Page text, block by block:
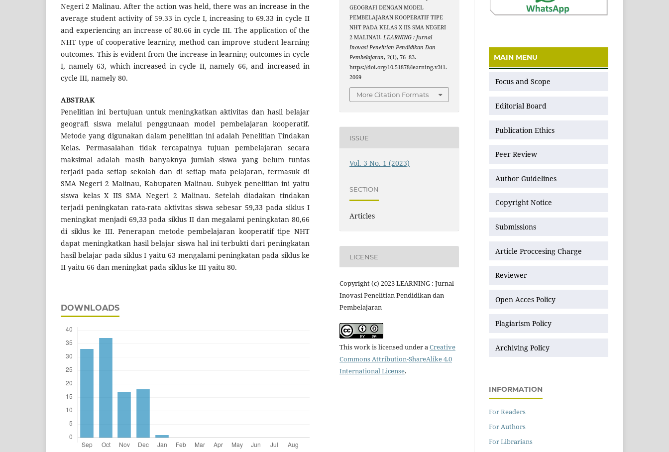
Negeri 2 Malinau. After the action was held, there was an increase in the
average student activity of 59.33 in cycle I, increasing to 69.33 in cycle II
and experiencing an increase of 80.66 in cycle III. The application of the
NHT type of cooperative learning method can improve student learning
outcomes. This is evident from the increase in learning outcomes in cycle
I, namely 63, which increased in cycle II, namely 66, and increased in
cycle III, namely 80.
ABSTRAK
Penelitian ini bertujuan untuk meningkatkan aktivitas dan hasil belajar
geografi siswa melalui penggunaan model pembelajaran kooperatif.
Metode yang digunakan dalam penelitian ini adalah Penelitian Tindakan
Kelas. Permasalahan tidak tercapainya tujuan pembelajaran secara
maksimal adalah masih banyaknya jumlah siswa yang belum tuntas
terjadi pada setiap sekolah dan di setiap mata pelajaran, termasuk di
SMA Negeri 2 Malinau, Kabupaten Malinau. Subyek penelitian ini yaitu
siswa kelas X IIS SMA Negeri 2 Malinau. Setelah diadakan tindakan
terjadi peningkatan rata-rata aktivitas siswa sebesar 59,33 pada siklus I
meningkat menjadi 69,33 pada siklus II dan megalami peningkatan 80,66
di siklus ke III. Penerapan metode pembelajaran kooperatif tipe NHT
dapat meningkatkan hasil belajar siswa hal ini terbukti dari peningkatan
hasil belajar pada siklus I yaitu 63 mengalami peningkatan pada siklus ke
II yaitu 66 dan meningkat pada siklus ke III yaitu 80.
DOWNLOADS
GEOGRAFI DENGAN MODEL
PEMBELAJARAN KOOPERATIF TIPE
NHT PADA KELAS X IIS SMA NEGERI
2 MALINAU. LEARNING : Jurnal
Inovasi Penelitian Pendidikan Dan
Pembelajaran,3(1), 76–83.
https://doi.org/10.51878/learning.v3i1.
2069
More Citation Formats
ISSUE
Vol. 3 No. 1 (2023)
SECTION
Articles
LICENSE
Copyright (c) 2023 LEARNING : Jurnal
Inovasi Penelitian Pendidikan dan
Pembelajaran
This work is licensed under aCreative
Commons Attribution-ShareAlike 4.0
International License.
MAIN MENU
Focus and Scope
Editorial Board
Publication Ethics
Peer Review
Author Guidelines
Copyright Notice
Submissions
Article Proccesing Charge
Reviewer
Open Acces Policy
Plagiarism Policy
Archiving Policy
INFORMATION
For Readers
For Authors
For Librarians